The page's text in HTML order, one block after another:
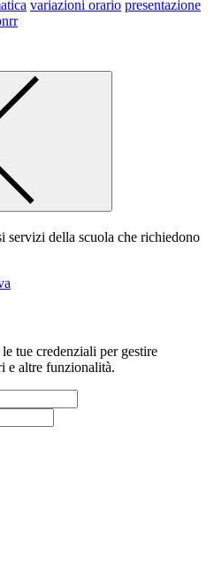
variazioni orario presentazione
servizi della scuola che richiedono
tue credenziali per gestire
e altre funzionalità.